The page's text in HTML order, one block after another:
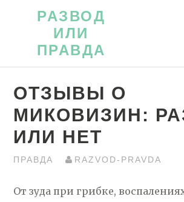
РАЗВОД
ИЛИ
ПРАВДА
ОТЗЫВЫ О
МИКОВИЗИН:
ИЛИ НЕТ
ПРАВДА RAZVOD-PRAVDA
От зуда при грибке,